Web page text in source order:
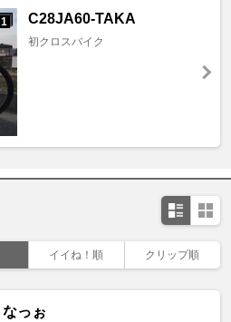
1 C28JA60-TAKA
初クロスバイク
イイね！順 クリップ順
なっぉ